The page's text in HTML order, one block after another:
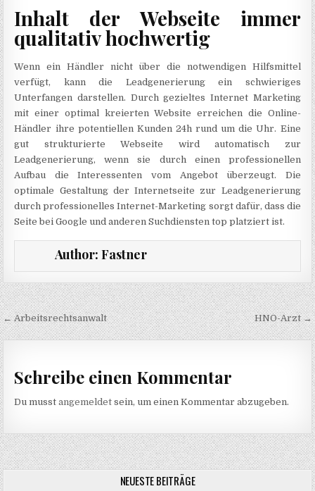
Inhalt der Webseite immer
qualitativ hochwertig
Wenn ein Händler nicht über die notwendigen Hilfsmittel
verfügt, kann die Leadgenerierung ein schwieriges
Unterfangen darstellen. Durch gezieltes Internet Marketing
mit einer optimal kreierten Website erreichen die Online-
Händler ihre potentiellen Kunden 24h rund um die Uhr. Eine
gut strukturierte Webseite wird automatisch zur
Leadgenerierung, wenn sie durch einen professionellen
Aufbau die Interessenten vom Angebot überzeugt. Die
optimale Gestaltung der Internetseite zur Leadgenerierung
durch professionelles Internet-Marketing sorgt dafür, dass die
Seite bei Google und anderen Suchdiensten top platziert ist.
Author: Fastner
Beitragsnavigation
← Arbeitsrechtsanwalt HNO-Arzt →
Schreibe einen Kommentar
Du musstangemeldet sein, um einen Kommentar abzugeben.
NEUESTE BEITRÄGE